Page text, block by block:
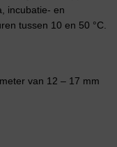
incubatie- en
tussen 10 en 50 °C.
van 12 – 17 mm